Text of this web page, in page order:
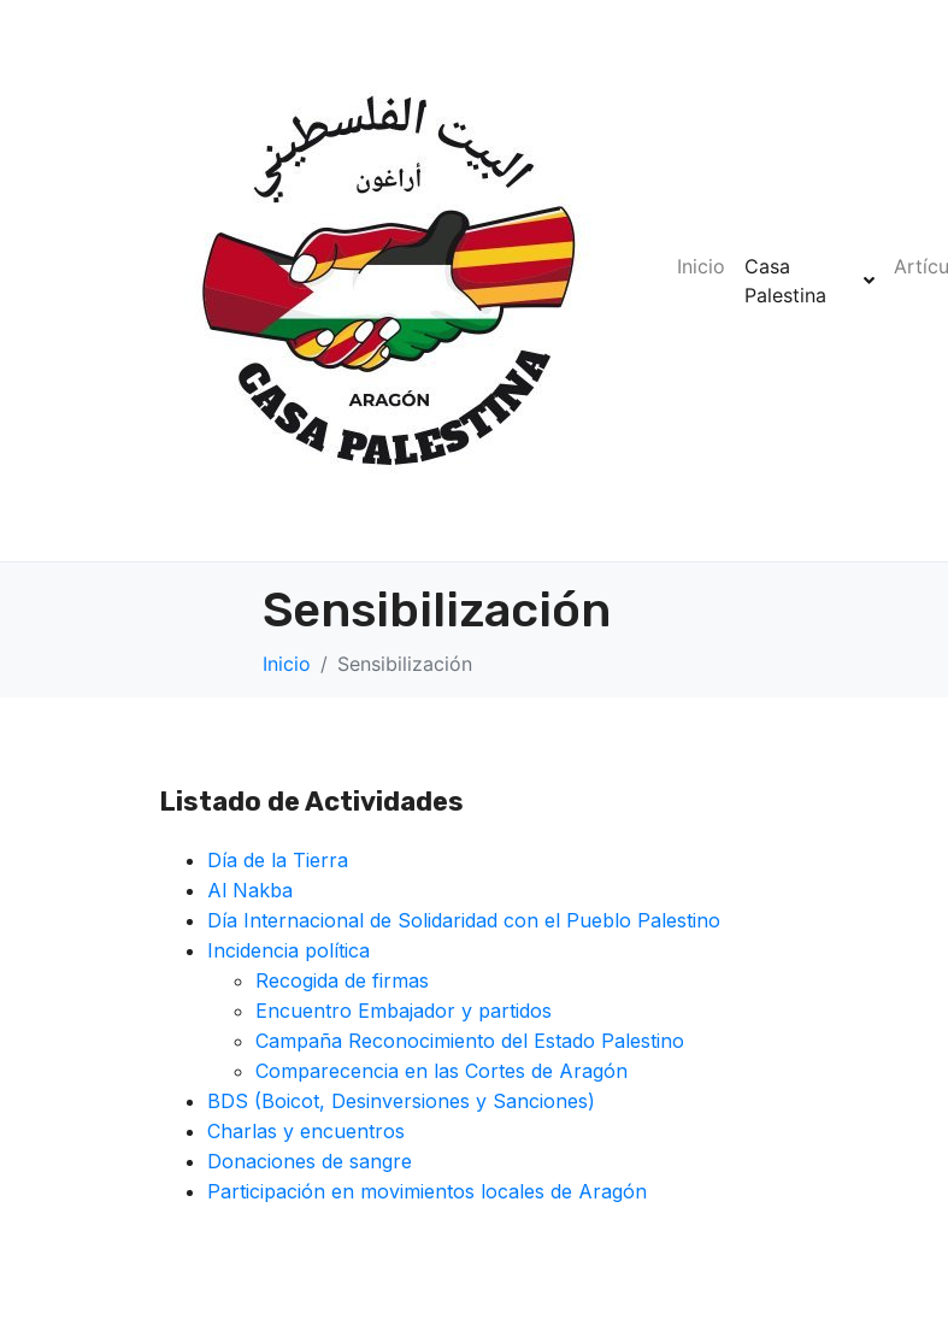
Inicio
Casa
Palestina
Sensibilización
Inicio Sensibilización
Listado de Actividades
Día de la Tierra
Al Nakba
Día Internacional de Solidaridad con el Pueblo Palestino
Incidencia política
Recogida de firmas
Encuentro Embajador y partidos
Campaña Reconocimiento del Estado Palestino
Comparecencia en las Cortes de Aragón
BDS (Boicot, Desinversiones y Sanciones)
Charlas y encuentros
Donaciones de sangre
Participación en movimientos locales de Aragón